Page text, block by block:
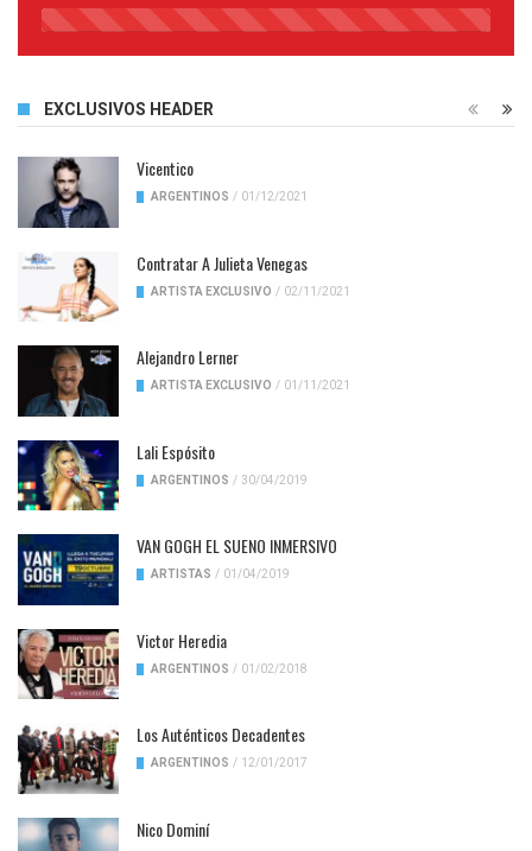
45%
EXCLUSIVOS HEADER
Vicentico
ARGENTINOS / 01/12/2021
Contratar A Julieta Venegas
ARTISTA EXCLUSIVO / 02/11/2021
Alejandro Lerner
ARTISTA EXCLUSIVO / 01/11/2021
Lali Espósito
ARGENTINOS / 30/04/2019
VAN GOGH EL SUENO INMERSIVO
ARTISTAS / 01/04/2019
Victor Heredia
ARGENTINOS / 01/02/2018
Los Auténticos Decadentes
ARGENTINOS / 12/01/2017
Nico Dominí